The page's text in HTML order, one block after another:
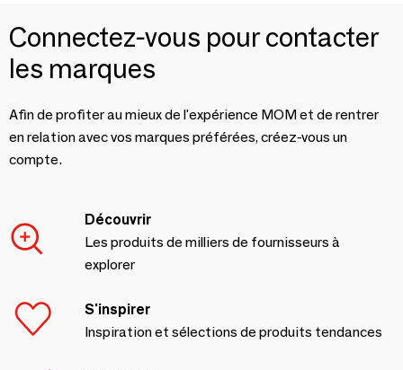
Connectez-vous pour contacter
les marques
Afin de profiter au mieux de l'expérience MOM et de rentrer
en relation avec vos marques préférées, créez-vous un
compte.
Découvrir
Les produits de milliers de fournisseurs à
explorer
S'inspirer
Inspiration et sélections de produits tendances